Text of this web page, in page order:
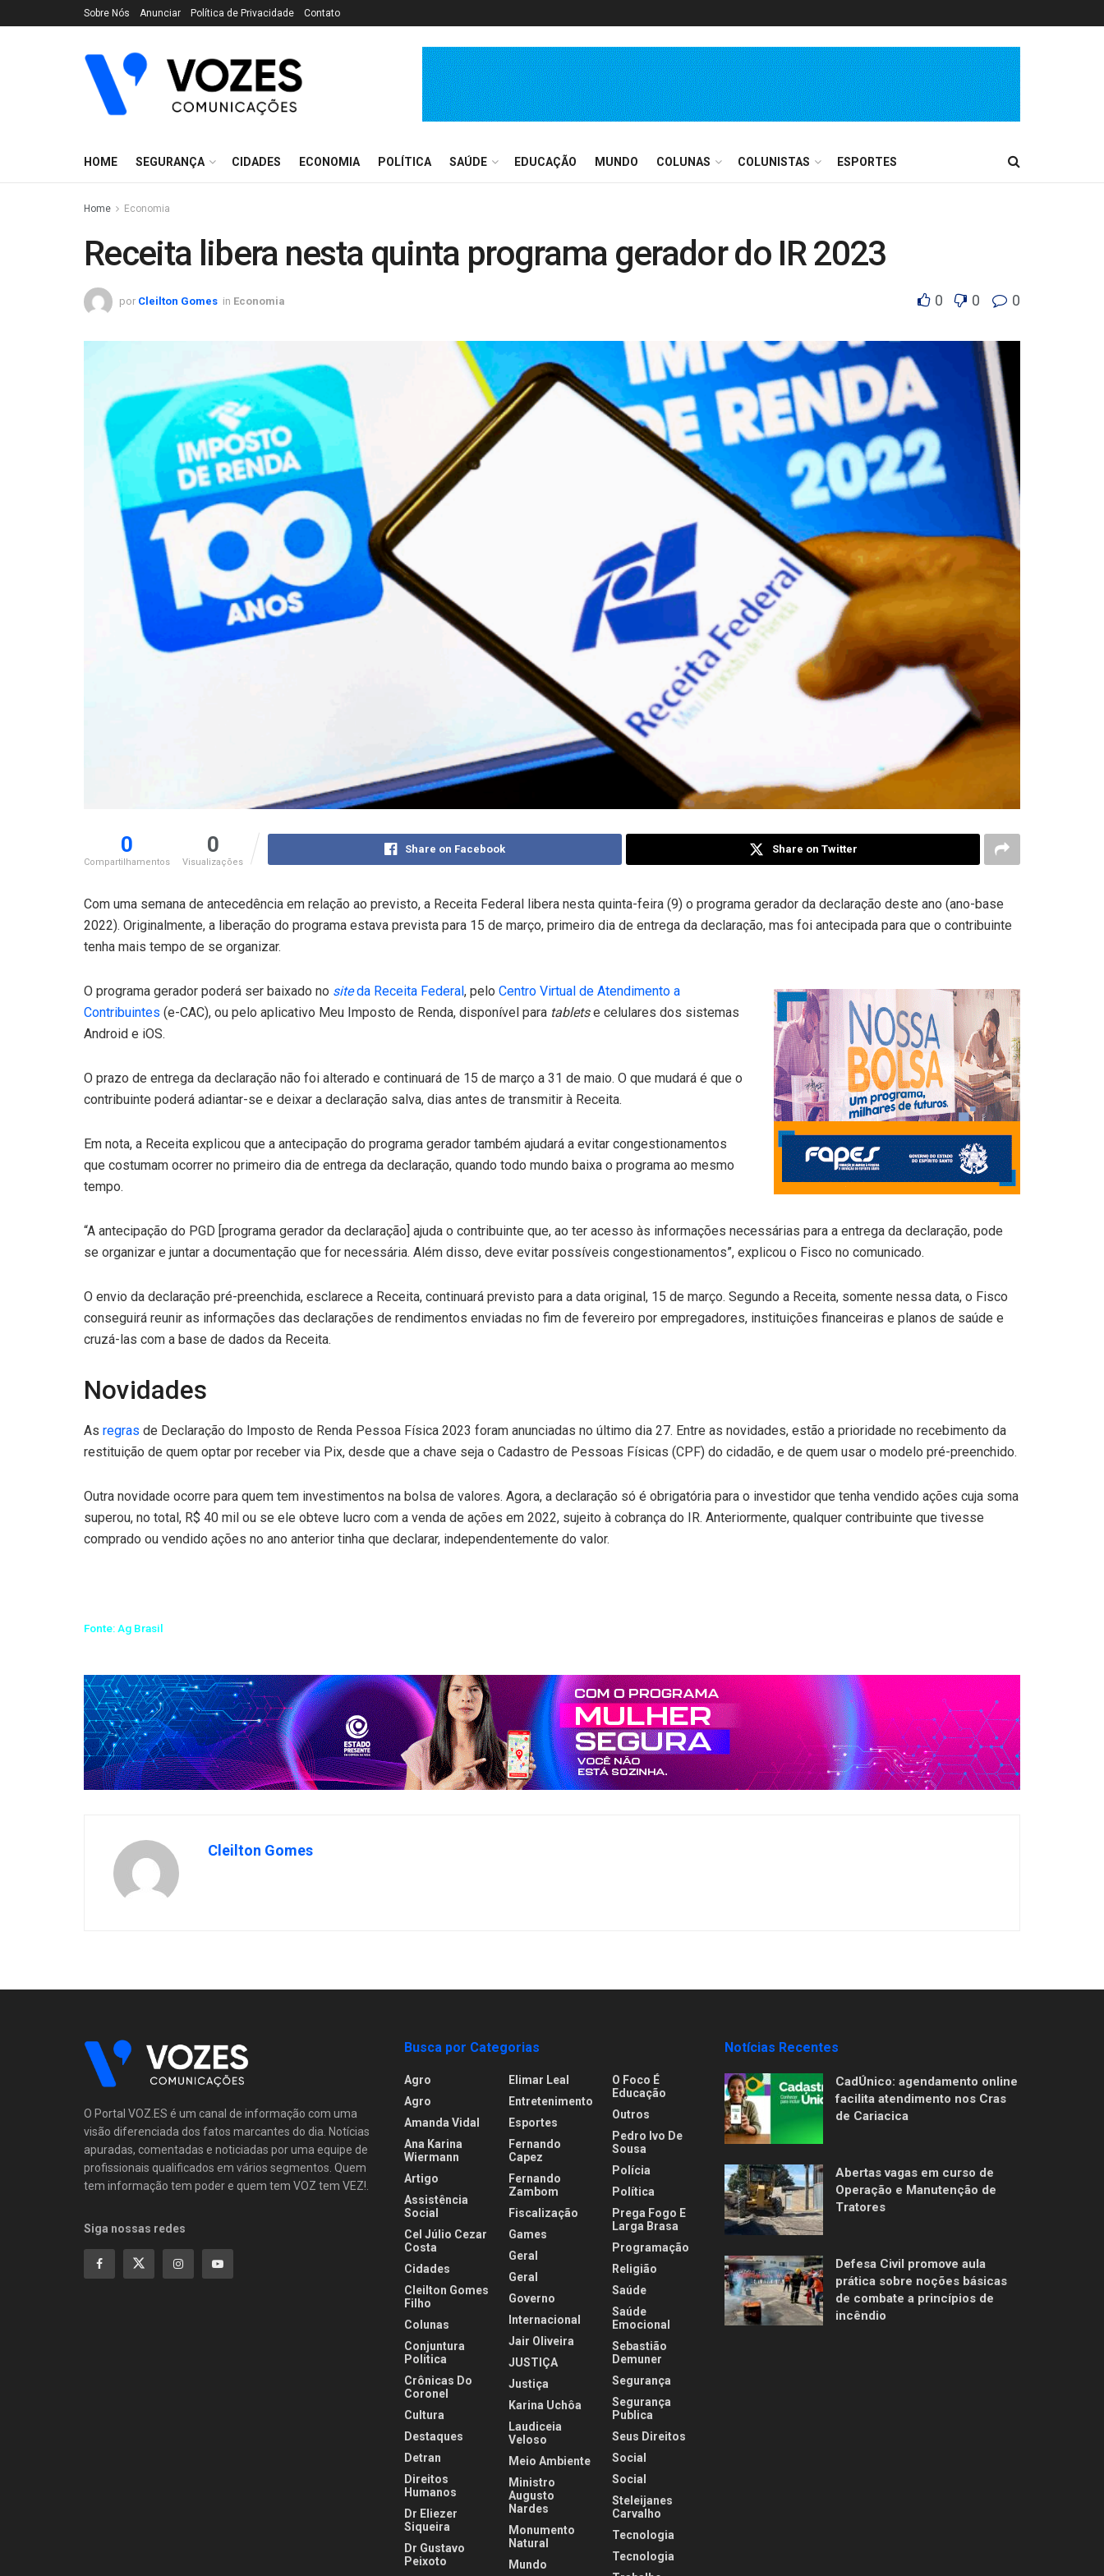
Sobre Nós Anunciar Política de Privacidade Contato
HOME SEGURANÇA CIDADES ECONOMIA POLÍTICA SAÚDE EDUCAÇÃO MUNDO COLUNAS COLUNISTAS ESPORTES
Home Economia
Receita libera nesta quinta programa gerador do IR 2023
por Cleilton Gomes in Economia 0 0 0
0
Compartilhamentos
0
Visualizações
Share on Facebook Share on Twitter
Com uma semana de antecedência em relação ao previsto, a Receita Federal libera nesta quinta-feira (9) o programa gerador da declaração deste ano (ano-base
2022). Originalmente, a liberação do programa estava prevista para 15 de março, primeiro dia de entrega da declaração, mas foi antecipada para que o contribuinte
tenha mais tempo de se organizar.
O programa gerador poderá ser baixado no siteda Receita Federal, pelo Centro Virtual de Atendimento a
Contribuintes (e-CAC), ou pelo aplicativo Meu Imposto de Renda, disponível para tabletse celulares dos sistemas
Android e iOS.
O prazo de entrega da declaração não foi alterado e continuará de 15 de março a 31 de maio. O que mudará é que o
contribuinte poderá adiantar-se e deixar a declaração salva, dias antes de transmitir à Receita.
Em nota, a Receita explicou que a antecipação do programa gerador também ajudará a evitar congestionamentos
que costumam ocorrer no primeiro dia de entrega da declaração, quando todo mundo baixa o programa ao mesmo
tempo.
“A antecipação do PGD [programa gerador da declaração] ajuda o contribuinte que, ao ter acesso às informações necessárias para a entrega da declaração, pode
se organizar e juntar a documentação que for necessária. Além disso, deve evitar possíveis congestionamentos”, explicou o Fisco no comunicado.
O envio da declaração pré-preenchida, esclarece a Receita, continuará previsto para a data original, 15 de março. Segundo a Receita, somente nessa data, o Fisco
conseguirá reunir as informações das declarações de rendimentos enviadas no fim de fevereiro por empregadores, instituições financeiras e planos de saúde e
cruzá-las com a base de dados da Receita.
Novidades
As regras de Declaração do Imposto de Renda Pessoa Física 2023 foram anunciadas no último dia 27. Entre as novidades, estão a prioridade no recebimento da
restituição de quem optar por receber via Pix, desde que a chave seja o Cadastro de Pessoas Físicas (CPF) do cidadão, e de quem usar o modelo pré-preenchido.
Outra novidade ocorre para quem tem investimentos na bolsa de valores. Agora, a declaração só é obrigatória para o investidor que tenha vendido ações cuja soma
superou, no total, R$ 40 mil ou se ele obteve lucro com a venda de ações em 2022, sujeito à cobrança do IR. Anteriormente, qualquer contribuinte que tivesse
comprado ou vendido ações no ano anterior tinha que declarar, independentemente do valor.
Fonte: Ag Brasil
Cleilton Gomes
O Portal VOZ.ES é um canal de informação com uma
visão diferenciada dos fatos marcantes do dia. Notícias
apuradas, comentadas e noticiadas por uma equipe de
profissionais qualificados em vários segmentos. Quem
tem informação tem poder e quem tem VOZ tem VEZ!.
Siga nossas redes
Busca por Categorias
Agro
Agro
Amanda Vidal
Ana Karina
Wiermann
Artigo
Assistência
Social
Cel Júlio Cezar
Costa
Cidades
Cleilton Gomes
Filho
Colunas
Conjuntura
Politica
Crônicas Do
Coronel
Cultura
Destaques
Detran
Direitos
Humanos
Dr Eliezer
Siqueira
Dr Gustavo
Peixoto
Elimar Leal
Entretenimento
Esportes
Fernando
Capez
Fernando
Zambom
Fiscalização
Games
Geral
Geral
Governo
Internacional
Jair Oliveira
JUSTIÇA
Justiça
Karina Uchôa
Laudiceia
Veloso
Meio Ambiente
Ministro
Augusto
Nardes
Monumento
Natural
Mundo
O Foco É
Educação
Outros
Pedro Ivo De
Sousa
Polícia
Política
Prega Fogo E
Larga Brasa
Programação
Religião
Saúde
Saúde
Emocional
Sebastião
Demuner
Segurança
Segurança
Publica
Seus Direitos
Social
Social
Steleijanes
Carvalho
Tecnologia
Tecnologia
Notícias Recentes
CadÚnico: agendamento online
facilita atendimento nos Cras
de Cariacica
Abertas vagas em curso de
Operação e Manutenção de
Tratores
Defesa Civil promove aula
prática sobre noções básicas
de combate a princípios de
incêndio